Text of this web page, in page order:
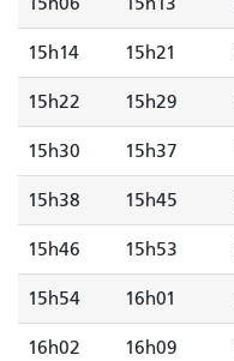
15h14 15h21
15h22 15h29
15h30 15h37
15h38 15h45
15h46 15h53
15h54 16h01
16h02 16h09